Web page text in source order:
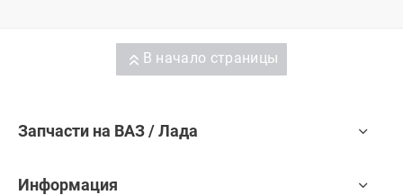
В начало страницы
Запчасти на ВАЗ / Лада
Информация